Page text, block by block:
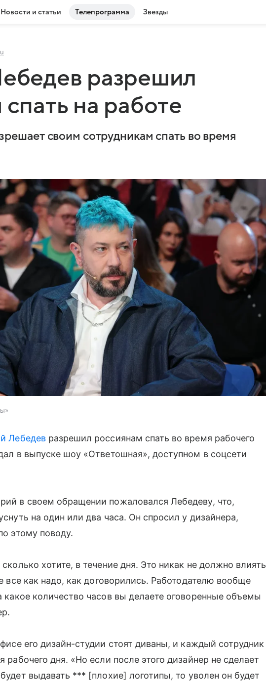
Новости и статьи Телепрограмма Звезды
разрешил
на работе
своим сотрудникам спать во время
Лебедевразрешил россиянам спать во время рабочего
в выпуске шоу «Ответошная», доступном в соцсети
в своем обращении пожаловался Лебедеву, что,
на один или два часа. Он спросил у дизайнера,
этому поводу.
хотите, в течение дня. Это никак не должно влиять
все как надо, как договорились. Работодателю вообще
количество часов вы делаете оговоренные объемы
его дизайн-студии стоят диваны, и каждый сотрудник
дня. «Но если после этого дизайнер не сделает
выдавать *** [плохие] логотипы, то уволен он будет